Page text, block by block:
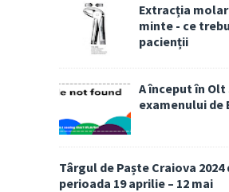
Extracția
minte - ce
pacienții
A început în
examenului de
Târgul de Paște Craiova 2024
perioada 19 aprilie – 12 mai